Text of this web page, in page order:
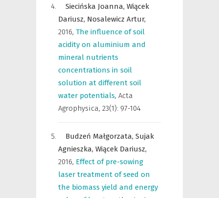
Siecińska Joanna, Wiącek
Dariusz, Nosalewicz Artur,
2016, The influence of soil
acidity on aluminium and
mineral nutrients
concentrations in soil
solution at different soil
water potentials, Acta
Agrophysica, 23(1): 97-104
Budzeń Małgorzata, Sujak
Agnieszka, Wiącek Dariusz,
2016, Effect of pre-sowing
laser treatment of seed on
the biomass yield and energy